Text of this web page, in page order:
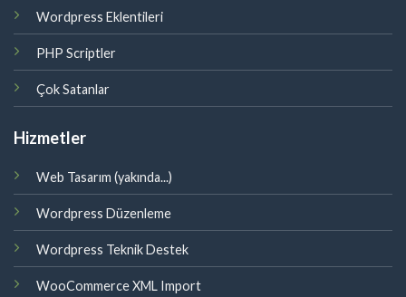
Wordpress Eklentileri
PHP Scriptler
Çok Satanlar
Hizmetler
Web Tasarım (yakında...)
Wordpress Düzenleme
Wordpress Teknik Destek
WooCommerce XML Import